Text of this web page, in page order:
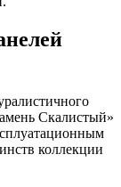
Скалистый»
коллекции